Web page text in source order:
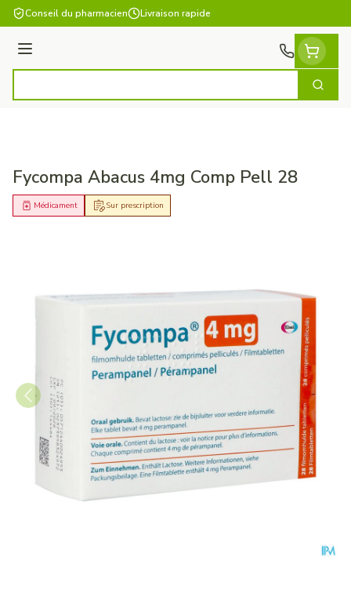
Aller au contenu
Conseil du pharmacien Livraison rapide
Menu
Fycompa Abacus 4mg Comp Pell 28
Sur prescription
Médicament